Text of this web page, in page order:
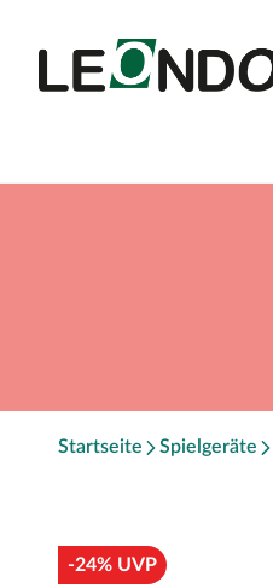
Startseite Spielgeräte
-24% UVP